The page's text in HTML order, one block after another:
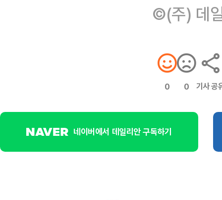
©(주) 데
0 0 기사 공
네이버에서 데일리안 구독하기